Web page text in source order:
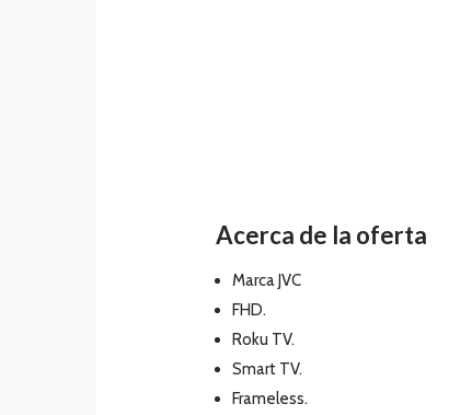
Acerca de la oferta
Marca JVC
FHD.
Roku TV.
Smart TV.
Frameless.